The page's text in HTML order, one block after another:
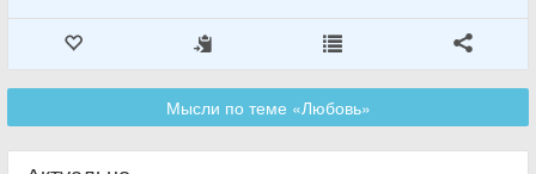
Мысли по теме «Любовь»